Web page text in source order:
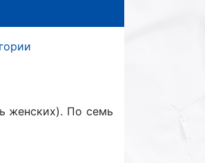
женских). По семь